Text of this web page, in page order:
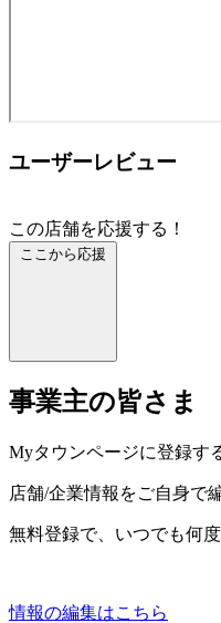
ユーザーレビュー
この店舗を応援する！
ここから応援
事業主の皆さま
Myタウンページに登録す
店舗/企業情報をご自身で
無料登録で、いつでも何
情報の編集はこちら